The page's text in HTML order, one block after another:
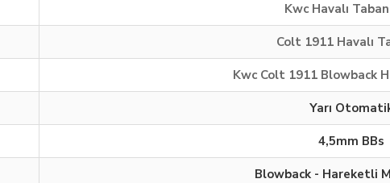
Kwc Havalı
Colt 1911 Havalı
Kwc Colt 1911 Blowback
Yarı
4,5mm BBs
Blowback - Hareketli